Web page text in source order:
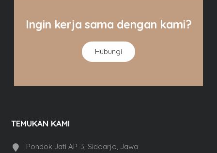
Ingin kerja sama dengan kami?
Hubungi
TEMUKAN KAMI
Pondok Jati AP-3, Sidoarjo, Jawa